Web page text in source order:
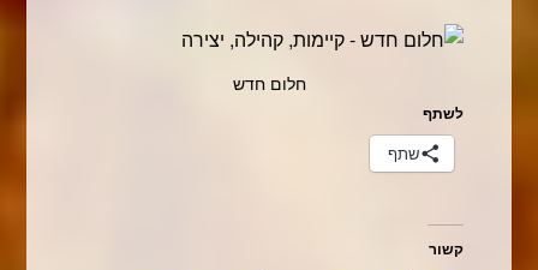
חלום חדש
לשתף
שתף
קשור